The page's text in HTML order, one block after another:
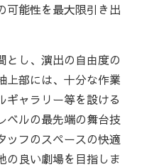
能性を最大限引き出
し、演出の自由度の
上部には、十分な作業
ギャラリー等を設ける
ベルの最先端の舞台技
ッフのスペースの快適
の良い劇場を目指しま